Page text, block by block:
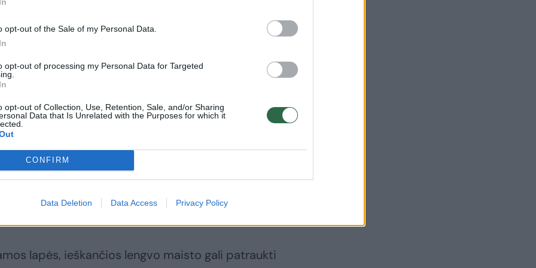
opt-out of the Sale of my Personal Data.
opt-out of processing my Personal Data for Targeted
opt-out of Collection, Use, Retention, Sale, and/or Sharing
Data that Is Unrelated with the Purposes for which it
CONFIRM
Data Deletion Data Access Privacy Policy
įprastas reiškinys
teritorijas prie laukinių gyvūnų buveinių,
laukiniai gyvūnai miestų ribose tampa vis labiau
ieško maisto, tačiau jų šėrimas ar bandymas
gyvūnai gali prarasti savisaugos instinktą,
kur jų tyko automobiliai, naminiai augintiniai ar kiti
lapės, ieškančios lengvo maisto gali patraukti